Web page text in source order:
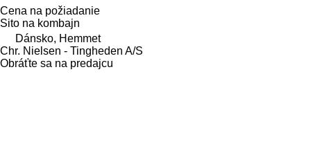
Cena na požiadanie
Sito na kombajn
Dánsko, Hemmet
Chr. Nielsen - Tingheden A/S
Obráťte sa na predajcu